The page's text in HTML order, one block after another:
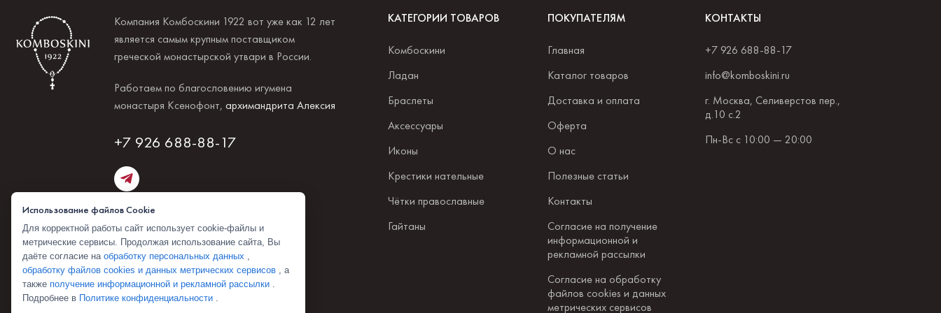
Компания Комбоскини 1922 вот уже как 12 лет
является самым крупным поставщиком
греческой монастырской утвари в России.
Работаем по благословению игумена
монастыря Ксенофонт, архимандрита Алексия
+7 926 688-88-17
КАТЕГОРИИ ТОВАРОВ
Комбоскини
Ладан
Браслеты
Аксессуары
Иконы
Крестики нательные
Чётки православные
Гайтаны
ПОКУПАТЕЛЯМ
Главная
Каталог товаров
Доставка и оплата
Оферта
О нас
Полезные статьи
Контакты
Согласие на получение
информационной и
рекламной рассылки
Согласие на обработку
файлов cookies и данных
метрических сервисов
КОНТАКТЫ
+7 926 688-88-17
info@komboskini.ru
г. Москва, Селиверстов пер.,
д.10 с.2
Пн-Вс с 10:00 — 20:00
Использование файлов Cookie
Для корректной работы сайт использует cookie-файлы и
метрические сервисы. Продолжая использование сайта, Вы
даёте согласие на обработку персональных данных ,
обработку файлов cookies и данных метрических сервисов , а
также получение информационной и рекламной рассылки .
Подробнее в Политике конфиденциальности .